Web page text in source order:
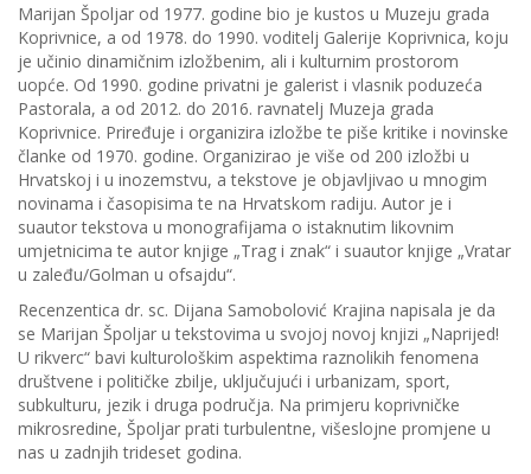
Marijan Špoljar od 1977. godine bio je kustos u Muzeju grada
Koprivnice, a od 1978. do 1990. voditelj Galerije Koprivnica, koju
je učinio dinamičnim izložbenim, ali i kulturnim prostorom
uopće. Od 1990. godine privatni je galerist i vlasnik poduzeća
Pastorala, a od 2012. do 2016. ravnatelj Muzeja grada
Koprivnice. Priređuje i organizira izložbe te piše kritike i novinske
članke od 1970. godine. Organizirao je više od 200 izložbi u
Hrvatskoj i u inozemstvu, a tekstove je objavljivao u mnogim
novinama i časopisima te na Hrvatskom radiju. Autor je i
suautor tekstova u monografijama o istaknutim likovnim
umjetnicima te autor knjige „Trag i znak“ i suautor knjige „Vratar
u zaleđu/Golman u ofsajdu“.
Recenzentica dr. sc. Dijana Samobolović Krajina napisala je da
se Marijan Špoljar u tekstovima u svojoj novoj knjizi „Naprijed!
U rikverc“ bavi kulturološkim aspektima raznolikih fenomena
društvene i političke zbilje, uključujući i urbanizam, sport,
subkulturu, jezik i druga područja. Na primjeru koprivničke
mikrosredine, Špoljar prati turbulentne, višeslojne promjene u
nas u zadnjih trideset godina.